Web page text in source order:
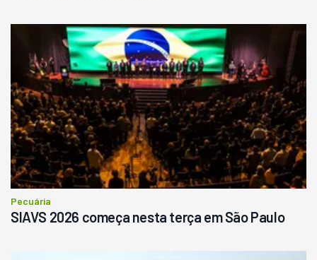
Pecuária
SIAVS 2026 começa nesta terça em São Paulo